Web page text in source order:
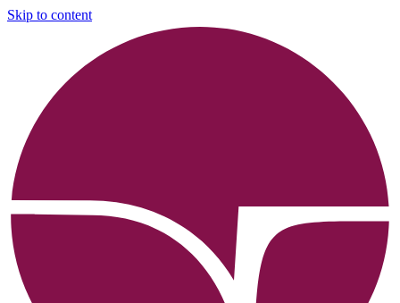
Skip to content